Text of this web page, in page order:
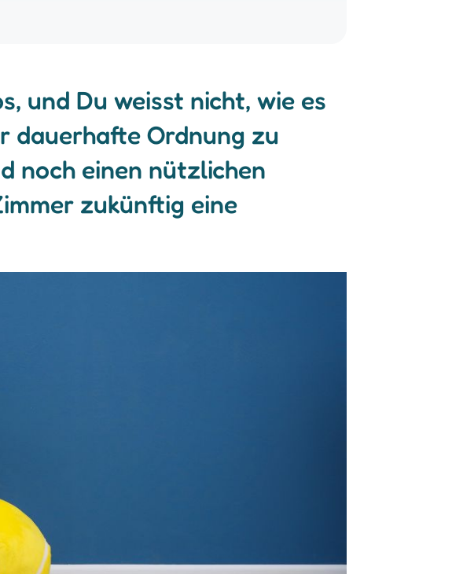
und Du weisst nicht, wie es
dauerhafte Ordnung zu
noch einen nützlichen
zukünftig eine